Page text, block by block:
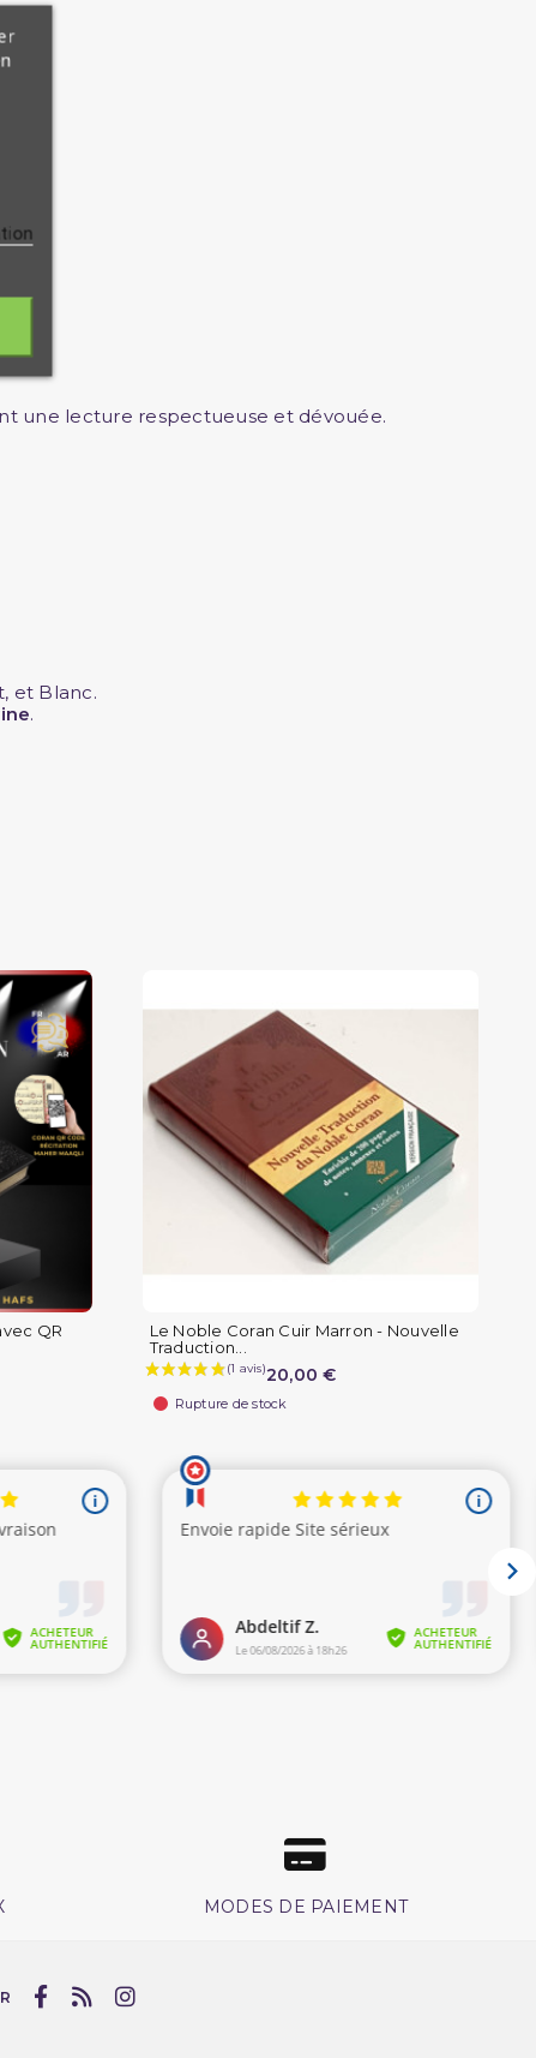
une lecture respectueuse et dévouée.
et Blanc.
.
QR
Le Noble Coran Cuir Marron - Nouvelle
Traduction...
20,00 €
Rupture de stock
MODES DE PAIEMENT